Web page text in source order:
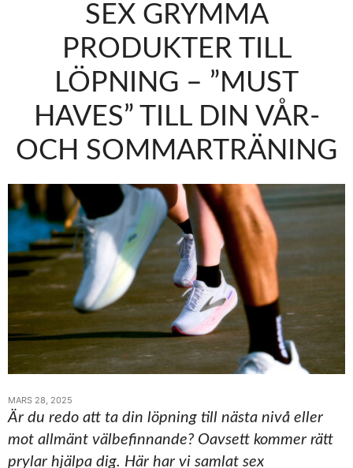
SEX GRYMMA
PRODUKTER TILL
LÖPNING – ”MUST
HAVES” TILL DIN VÅR-
OCH SOMMARTRÄNING
MARS 28, 2025
Är du redo att ta din löpning till nästa nivå eller
mot allmänt välbefinnande? Oavsett kommer rätt
prylar hjälpa dig. Här har vi samlat sex